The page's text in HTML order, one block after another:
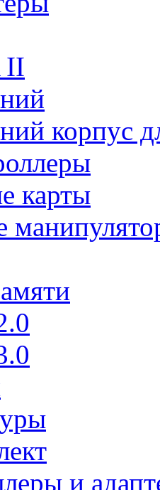
II
корпус
карты
и